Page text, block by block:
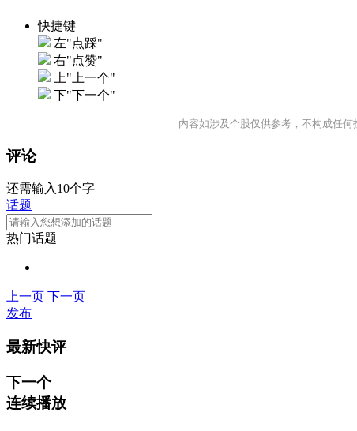
快捷键
左"点踩"
右"点赞"
上"上一个"
下"下一个"
内容如涉及个股仅供参考，不构成任何
评论
还需输入10个字
话题
热门话题
上一页 下一页
发布
最新快评
下一个
连续播放